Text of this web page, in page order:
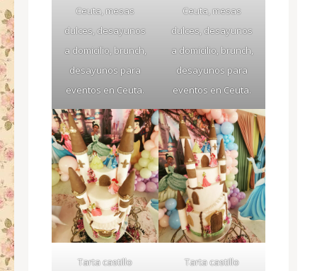
Ceuta, mesas
dulces, desayunos
a domicilio, brunch,
desayunos para
eventos en Ceuta.
Ceuta, mesas
dulces, desayunos
a domicilio, brunch,
desayunos para
eventos en Ceuta.
Tarta castillo
Tarta castillo